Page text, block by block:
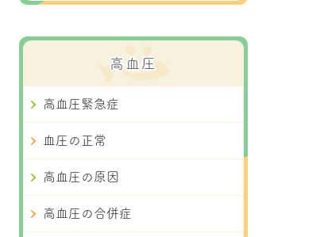
高血圧
高血圧緊急症
血圧の正常
高血圧の原因
高血圧の合併症